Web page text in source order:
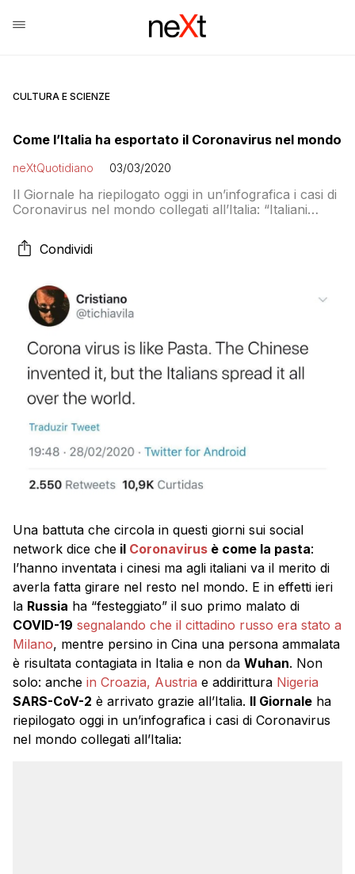
CULTURA E SCIENZE
Come l’Italia ha esportato il Coronavirus nel mondo
neXtQuotidiano 03/03/2020
Il Giornale ha riepilogato oggi in un’infografica i casi di
Coronavirus nel mondo collegati all’Italia: “Italiani
Condividi
Una battuta che circola in questi giorni sui social
network dice che il Coronavirus è come la pasta:
l’hanno inventata i cinesi ma agli italiani va il merito di
averla fatta girare nel resto nel mondo. E in effetti ieri
la Russia ha “festeggiato” il suo primo malato di
COVID-19 segnalando che il cittadino russo era stato a
Milano, mentre persino in Cina una persona ammalata
è risultata contagiata in Italia e non da Wuhan. Non
solo: anche in Croazia, Austria e addirittura Nigeria
SARS-CoV-2 è arrivato grazie all’Italia. Il Giornale ha
riepilogato oggi in un’infografica i casi di Coronavirus
nel mondo collegati all’Italia: